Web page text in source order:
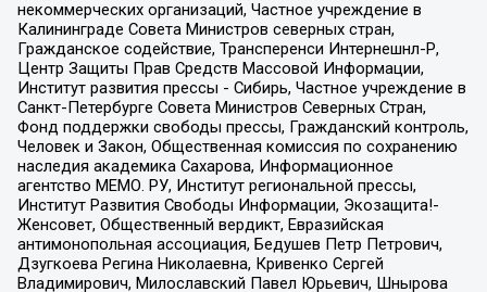
некоммерческих организаций, Частное учреждение в
Калининграде Совета Министров северных стран,
Гражданское содействие, Трансперенси Интернешнл-Р,
Центр Защиты Прав Средств Массовой Информации,
Институт развития прессы - Сибирь, Частное учреждение в
Санкт-Петербурге Совета Министров Северных Стран,
Фонд поддержки свободы прессы, Гражданский контроль,
Человек и Закон, Общественная комиссия по сохранению
наследия академика Сахарова, Информационное
агентство МЕМО. РУ, Институт региональной прессы,
Институт Развития Свободы Информации, Экозащита!-
Женсовет, Общественный вердикт, Евразийская
антимонопольная ассоциация, Бедушев Петр Петрович,
Дзугкоева Регина Николаевна, Кривенко Сергей
Владимирович, Милославский Павел Юрьевич, Шнырова